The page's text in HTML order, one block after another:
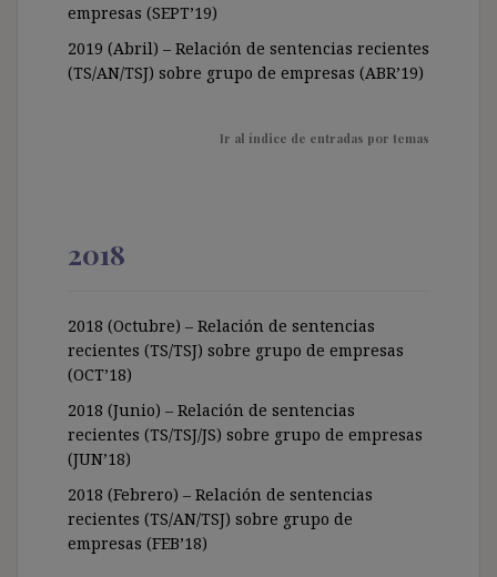
empresas (SEPT’19)
2019 (Abril) – Relación de sentencias recientes
(TS/AN/TSJ) sobre grupo de empresas (ABR’19)
Ir al índice de entradas por temas
2018
2018 (Octubre) – Relación de sentencias
recientes (TS/TSJ) sobre grupo de empresas
(OCT’18)
2018 (Junio) – Relación de sentencias
recientes (TS/TSJ/JS) sobre grupo de empresas
(JUN’18)
2018 (Febrero) – Relación de sentencias
recientes (TS/AN/TSJ) sobre grupo de
empresas (FEB’18)